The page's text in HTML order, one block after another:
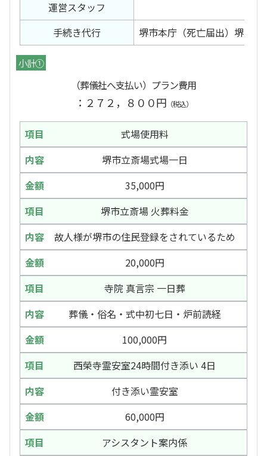
運営スタッフ
手続き代行
堺市本庁（死亡届出）堺市
小計①
（葬儀社へ支払い）プラン費用
：２７２，８００円 （税込）
式場使用料
堺市立斎場式場一日
35,000円
堺市立斎場 火葬料金
故人様が堺市の住民登録をされているため
20,000円
寺院 真言宗 一日葬
葬儀・俗名・式中初七日・炉前読経
100,000円
西榮寺霊安室24時間付き添い 4日
付き添い霊安室
60,000円
アシスタント案内係